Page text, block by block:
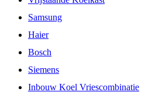
Samsung
Haier
Bosch
Siemens
Inbouw Koel Vriescombinatie